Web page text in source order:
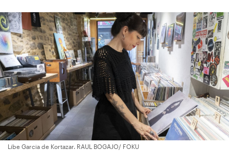
Libe Garcia de Kortazar. RAUL BOGAJO/ FOKU